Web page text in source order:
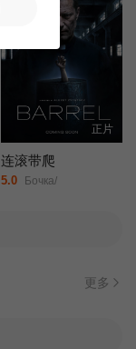
正片
连滚带爬
5.0 Бочка/
更多